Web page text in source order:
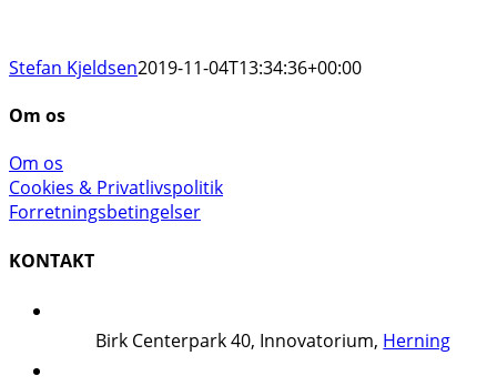
Stefan Kjeldsen2019-11-04T13:34:36+00:00
Om os
Om os
Cookies & Privatlivspolitik
Forretningsbetingelser
KONTAKT
Birk Centerpark 40, Innovatorium, Herning